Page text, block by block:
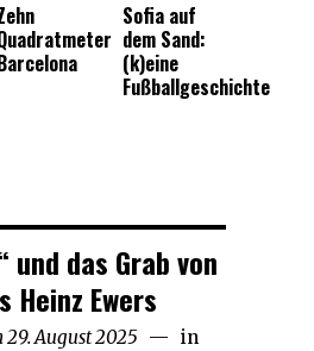
Sofia auf
dem Sand:
(k)eine
Fußballgeschichte
und das Grab von
Heinz Ewers
29. August 2025 17.
in